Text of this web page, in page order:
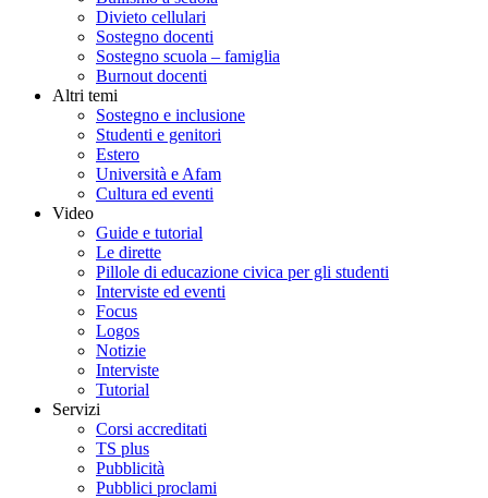
Divieto cellulari
Sostegno docenti
Sostegno scuola – famiglia
Burnout docenti
Altri temi
Sostegno e inclusione
Studenti e genitori
Estero
Università e Afam
Cultura ed eventi
Video
Guide e tutorial
Le dirette
Pillole di educazione civica per gli studenti
Interviste ed eventi
Focus
Logos
Notizie
Interviste
Tutorial
Servizi
Corsi accreditati
TS plus
Pubblicità
Pubblici proclami